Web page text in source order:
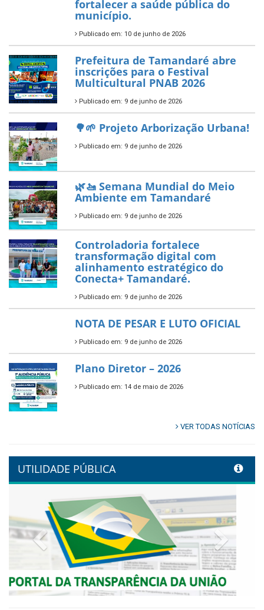
7 de novembro de 2025
ÚLTIMAS NOTÍCIAS
Tamandaré conquista Selo
Diamante do Sebrae pelo
segundo ano consecutivo e
reafirma excelência no apoio ao
empreendedorismo.
Publicado em: 10 de junho de 2026
novos investimentos para
fortalecer a saúde pública do
município.
Publicado em: 10 de junho de 2026
Prefeitura de Tamandaré abre
inscrições para o Festival
Multicultural PNAB 2026
Publicado em: 9 de junho de 2026
🌳🌱 Projeto Arborização Urbana!
Publicado em: 9 de junho de 2026
🌿🚤 Semana Mundial do Meio
Ambiente em Tamandaré
alinhamento estratégico do
Conecta+ Tamandaré.
NOTA DE PESAR E LUTO OFICIAL
Publicado em: 9 de junho de 2026
Plano Diretor – 2026
Publicado em: 14 de maio de 2026